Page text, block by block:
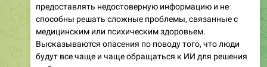
предоставлять недостоверную информацию и не
способны решать сложные проблемы, связанные с
медицинским или психическим здоровьем.
Высказываются опасения по поводу того, что люди
будут все чаще и чаще обращаться к ИИ для решения